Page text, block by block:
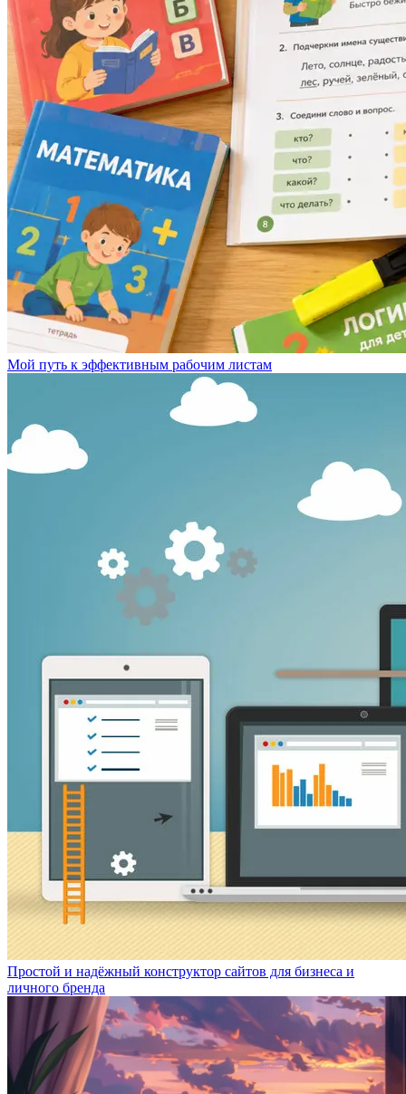
Мой путь к эффективным рабочим листам
Простой и надёжный конструктор сайтов для бизнеса и
личного бренда